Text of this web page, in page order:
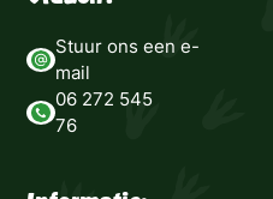
Stuur ons een e-
mail
06 272 545
76